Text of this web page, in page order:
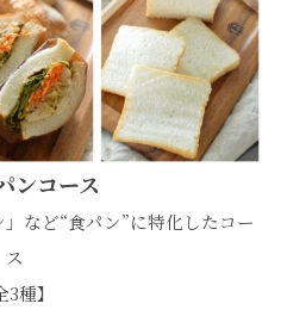
ンコース
など“食パン”に特化したコー
ス
3種】